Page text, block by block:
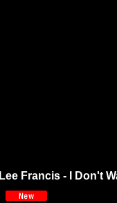
Lee Francis - I Don't